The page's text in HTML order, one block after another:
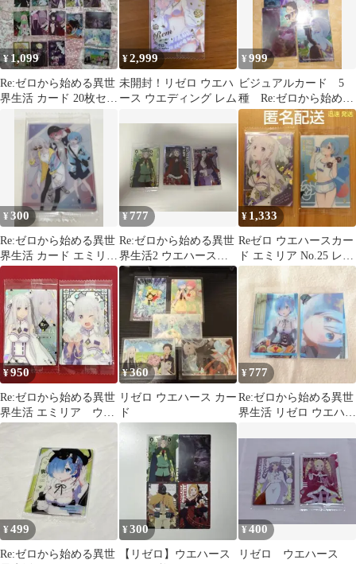
¥1,099
Re:ゼロから始める異世
界生活 カード 20枚セッ
¥2,999
未開封！リゼロ ウエハ
ース ウエディング レム
¥999
ビジュアルカード 5
種 Re:ゼロから始める
異世界生活 ウエハー
ス カード
¥300
Re:ゼロから始める異世
界生活 カード エミリア
ラム レム
¥777
Re:ゼロから始める異世
界生活2 ウエハース
メィリィ/オットー/ロズ
ワール
¥ 1,333
Reゼロ ウエハースカー
ド エミリア No.25 レム
No.34
¥950
Re:ゼロから始める異世
界生活 エミリア ウエ
ハースカード
¥360
リゼロ ウエハース カー
ド
¥777
Re:ゼロから始める異世
界生活 リゼロ ウエハー
¥499
Re:ゼロから始める異世
¥300
【リゼロ】ウエハース
¥400
リゼロ ウエハース